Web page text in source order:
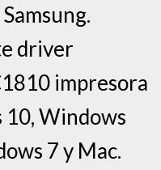
driver
impresora
10, Windows
7 y Mac.